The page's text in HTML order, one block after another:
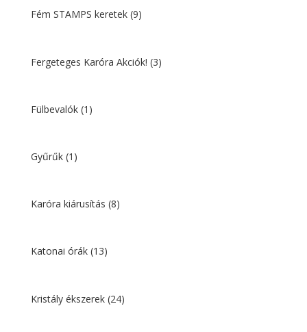
Fém STAMPS keretek (9)
Fergeteges Karóra Akciók! (3)
Fülbevalók (1)
Gyűrűk (1)
Karóra kiárusítás (8)
Katonai órák (13)
Kristály ékszerek (24)